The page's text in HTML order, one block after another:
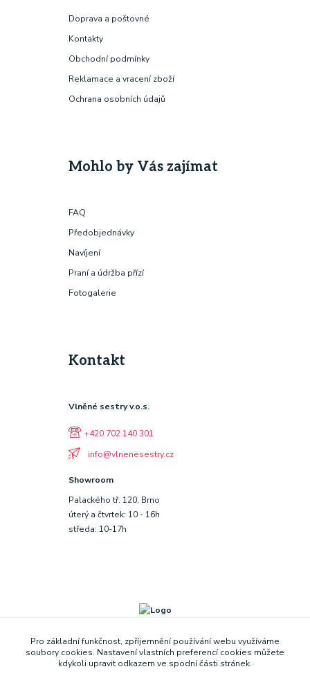
Doprava a poštovné
Kontakty
Obchodní podmínky
Reklamace a vracení zboží
Ochrana osobních údajů
Mohlo by Vás zajímat
FAQ
Předobjednávky
Navíjení
Praní a údržba přízí
Fotogalerie
Kontakt
Vlněné sestry v.o.s.
+420 702 140 301
info@vlnenesestry.cz
Showroom
Palackého tř. 120, Brno
úterý a čtvrtek: 10 - 16h
středa: 10-17h
Pro základní funkčnost, zpříjemnění používání webu využíváme
soubory cookies. Nastavení vlastních preferencí cookies můžete
kdykoli upravit odkazem ve spodní části stránek.